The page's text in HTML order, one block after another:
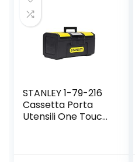
STANLEY 1-79-216
Cassetta Porta
Utensili One Touch,